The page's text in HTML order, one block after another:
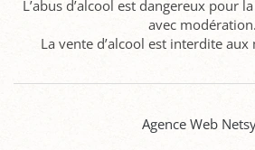
L’abus d’alcool est dangereux pour
avec modération.
La vente d’alcool est interdite aux
Agence Web